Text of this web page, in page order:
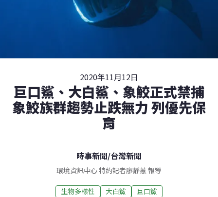
2020年11月12日
巨口鯊、大白鯊、象鮫正式禁捕
象鮫族群趨勢止跌無力 列優先保
育
時事新聞/台灣新聞
環境資訊中心 特約記者廖靜蕙 報導
生物多樣性 大白鯊 巨口鯊